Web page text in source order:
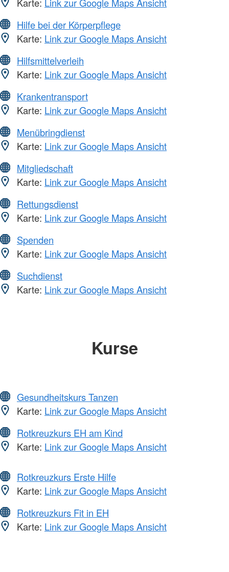
Hilfe bei der Körperpflege
Karte: Link zur Google Maps Ansicht
Hilfsmittelverleih
Karte: Link zur Google Maps Ansicht
Krankentransport
Karte: Link zur Google Maps Ansicht
Menübringdienst
Karte: Link zur Google Maps Ansicht
Mitgliedschaft
Karte: Link zur Google Maps Ansicht
Rettungsdienst
Karte: Link zur Google Maps Ansicht
Spenden
Karte: Link zur Google Maps Ansicht
Suchdienst
Karte: Link zur Google Maps Ansicht
Kurse
Gesundheitskurs Tanzen
Karte: Link zur Google Maps Ansicht
Rotkreuzkurs EH am Kind
Karte: Link zur Google Maps Ansicht
Rotkreuzkurs Erste Hilfe
Karte: Link zur Google Maps Ansicht
Rotkreuzkurs Fit in EH
Karte: Link zur Google Maps Ansicht